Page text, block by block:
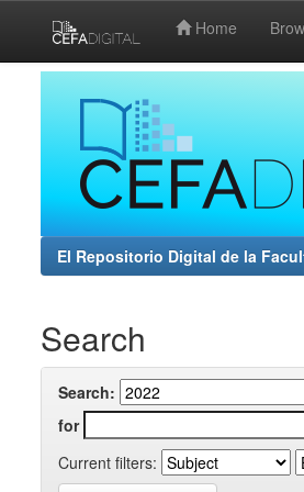
Home
El Repositorio Digital de la
Search
Search:
for
Current filters: